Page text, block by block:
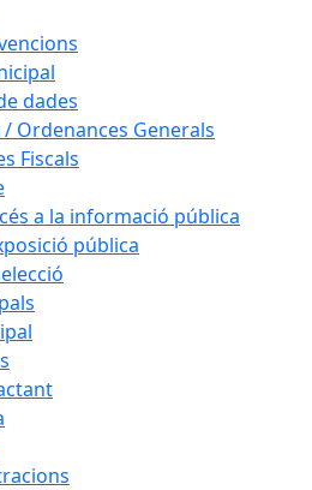
dades
Ordenances Generals
Fiscals
a la informació pública
pública